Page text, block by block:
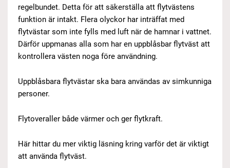
regelbundet. Detta för att säkerställa att flytvästens
funktion är intakt. Flera olyckor har inträffat med
flytvästar som inte fylls med luft när de hamnar i vattnet.
Därför uppmanas alla som har en uppblåsbar flytväst att
kontrollera västen noga före användning.
Uppblåsbara flytvästar ska bara användas av simkunniga
personer.
Flytoveraller både värmer och ger flytkraft.
Här hittar du mer viktig läsning kring varför det är viktigt
att använda flytväst.